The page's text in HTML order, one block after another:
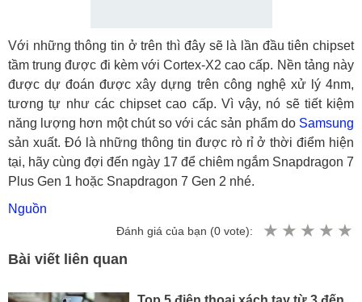
Với những thông tin ở trên thì đây sẽ là lần đầu tiên chipset
tầm trung được đi kèm với Cortex-X2 cao cấp. Nền tảng này
được dự đoán được xây dựng trên công nghệ xử lý 4nm,
tương tự như các chipset cao cấp. Vì vậy, nó sẽ tiết kiệm
năng lượng hơn một chút so với các sản phẩm do Samsung
sản xuất. Đó là những thông tin được rò rỉ ở thời điểm hiện
tại, hãy cùng đợi đến ngày 17 để chiêm ngắm Snapdragon 7
Plus Gen 1 hoặc Snapdragon 7 Gen 2 nhé.
Nguồn
Đánh giá của bạn (0 vote):
Bài viết liên quan